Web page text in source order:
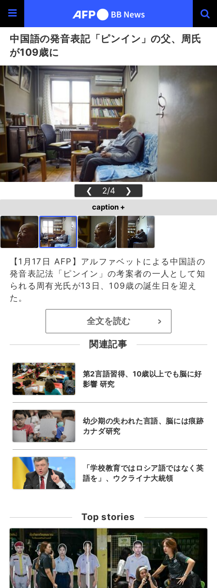
中国語の発音表記「ピンイン」の父、周氏
が109歳に
❮ 2/4 ❯
caption +
【1月17日 AFP】アルファベットによる中国語の
発音表記法「ピンイン」の考案者の一人として知
られる周有光氏が13日、109歳の誕生日を迎え
た。
全文を読む >
関連記事
第2言語習得、10歳以上でも脳に好
影響 研究
幼少期の失われた言語、脳には痕跡
カナダ研究
「学校教育ではロシア語ではなく英
語を」、ウクライナ大統領
Top stories